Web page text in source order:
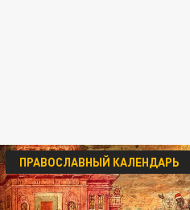
ПРАВОСЛАВНЫЙ КАЛЕНДАРЬ